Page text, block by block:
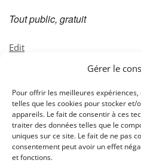
Gérer le
Pour offrir les meilleures
telles que les cookies pour stocker
appareils. Le fait de consentir à ces
traiter des données telles que le
uniques sur ce site. Le fait de ne pas
consentement peut avoir un effet
et fonctions.
Tout public, gratuit
EditTournoi
Nature
02 32
Nous